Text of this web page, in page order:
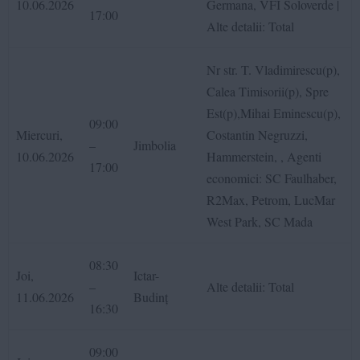
10.06.2026
17:00
Germana, VFI Soloverde |
Alte detalii: Total
Miercuri,
10.06.2026
09:00
–
17:00
Jimbolia
Nr str. T. Vladimirescu(p),
Calea Timisorii(p), Spre
Est(p),Mihai Eminescu(p),
Costantin Negruzzi,
Hammerstein, , Agenti
economici: SC Faulhaber,
R2Max, Petrom, LucMar
West Park, SC Mada
Joi,
11.06.2026
08:30
–
16:30
Ictar-
Budinț
Alte detalii: Total
09:00